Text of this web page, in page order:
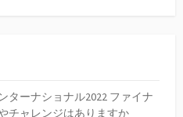
ターナショナル2022 ファイナ
チャレンジはありますか